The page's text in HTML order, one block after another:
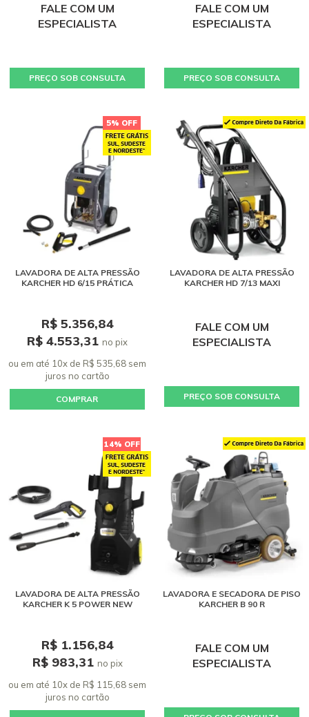
FALE COM UM
ESPECIALISTA
PREÇO SOB CONSULTA
FALE COM UM
ESPECIALISTA
PREÇO SOB CONSULTA
5% OFF
LAVADORA DE ALTA PRESSÃO
KARCHER HD 6/15 PRÁTICA
R$ 5.356,84
R$ 4.553,31 no pix
ou em até 10x de R$ 535,68 sem
juros no cartão
COMPRAR
LAVADORA DE ALTA PRESSÃO
KARCHER HD 7/13 MAXI
FALE COM UM
ESPECIALISTA
PREÇO SOB CONSULTA
14% OFF
LAVADORA DE ALTA PRESSÃO
KARCHER K 5 POWER NEW
R$ 1.156,84
R$ 983,31 no pix
ou em até 10x de R$ 115,68 sem
juros no cartão
LAVADORA E SECADORA DE PISO
KARCHER B 90 R
FALE COM UM
ESPECIALISTA